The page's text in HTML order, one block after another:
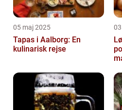
05 maj 2025
Tapas i Aalborg: En
kulinarisk rejse